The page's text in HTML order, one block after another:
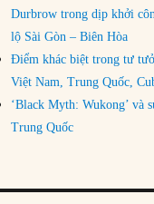
Durbrow trong dịp khởi
lộ Sài Gòn – Biên Hòa
Điểm khác biệt trong tư
Việt Nam, Trung Quốc,
‘Black Myth: Wukong’ và
Trung Quốc